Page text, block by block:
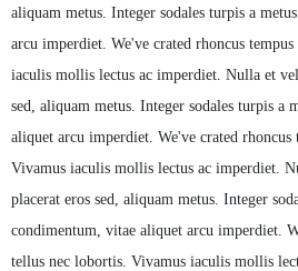
aliquam metus. Integer sodales turpis a
arcu imperdiet. We've crated rhoncus
iaculis mollis lectus ac imperdiet. Nulla et
sed, aliquam metus. Integer sodales turpis a
aliquet arcu imperdiet. We've crated rhoncus
Vivamus iaculis mollis lectus ac imperdiet.
placerat eros sed, aliquam metus. Integer
condimentum, vitae aliquet arcu imperdiet.
tellus nec lobortis. Vivamus iaculis mollis